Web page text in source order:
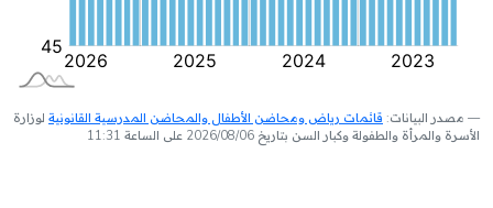
مصدر البيانات: قائمات رياض ومحاضن الأطفال والمحاضن المدرسية القانونية لوزارة
الأسرة والمرأة والطفولة وكبار السن بتاريخ 2026/08/06 على الساعة 11:31